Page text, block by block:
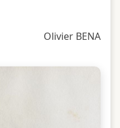
Olivier BENA